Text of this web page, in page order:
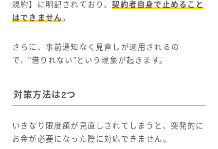
規約】に明記されており、契約者自身で止めること
はできません。
さらに、事前通知なく見直しが適用されるの
で、”借りれない”という現象が起きます。
対策方法は2つ
いきなり限度額が見直しされてしまうと、突発的に
お金が必要になった際に対応できません。